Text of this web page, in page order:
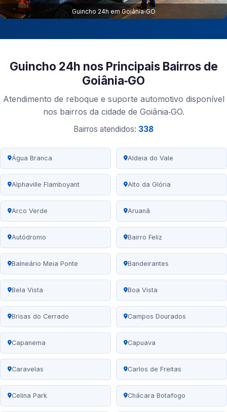
Guincho 24h em Goiânia‑GO
Guincho 24h nos Principais Bairros de
Goiânia‑GO
Atendimento de reboque e suporte automotivo disponível
nos bairros da cidade de Goiânia‑GO.
Bairros atendidos: 338
Água Branca Aldeia do Vale
Alphaville Flamboyant Alto da Glória
Arco Verde Aruanã
Autódromo Bairro Feliz
Balneário Meia Ponte Bandeirantes
Bela Vista Boa Vista
Brisas do Cerrado Campos Dourados
Capanema Capuava
Caravelas Carlos de Freitas
Celina Park Chácara Botafogo